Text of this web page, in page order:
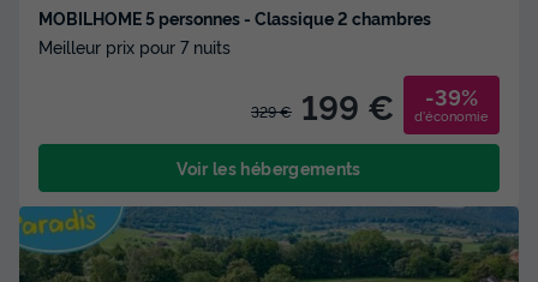
MOBILHOME 5 personnes - Classique 2 chambres
Meilleur prix pour 7 nuits
329 € 199 € -39%
d'économie
Voir les hébergements